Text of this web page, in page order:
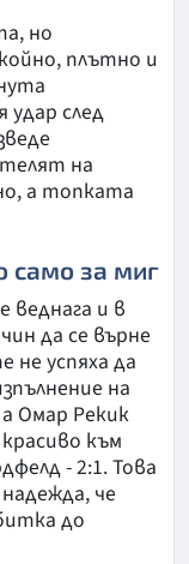
но
плътно и
след
на
а топката
само за миг
веднага и в
да се върне
успяха да
на
Омар Рекик
към
- 2:1. Това
че
до